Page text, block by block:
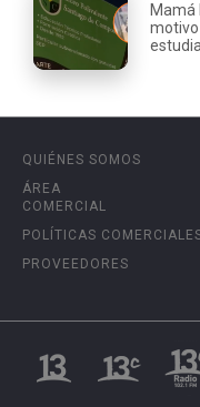
Mamá
QUIÉNES SOMOS
ÁREA
COMERCIAL
POLÍTICAS
PROVEEDORES